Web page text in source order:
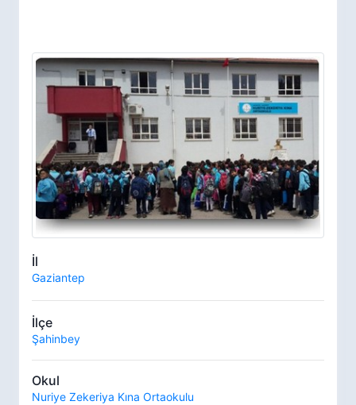
İl
Gaziantep
İlçe
Şahinbey
Okul
Nuriye Zekeriya Kına Ortaokulu